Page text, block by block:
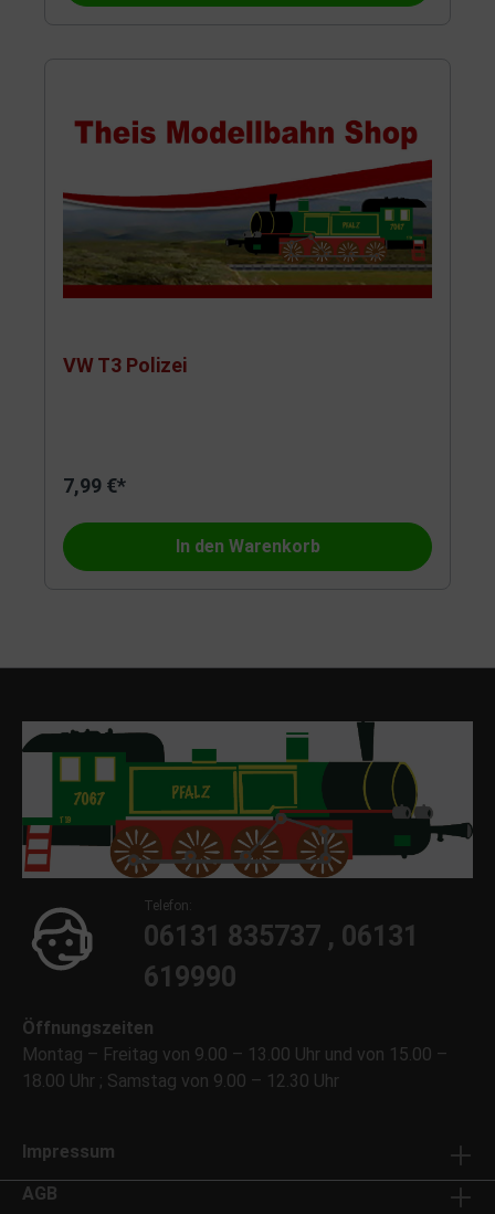
VW T3 Polizei
7,99 €*
In den Warenkorb
Telefon:
06131 835737 , 06131
619990
Öffnungszeiten
Montag – Freitag von 9.00 – 13.00 Uhr und von 15.00 –
18.00 Uhr ; Samstag von 9.00 – 12.30 Uhr
Impressum
AGB